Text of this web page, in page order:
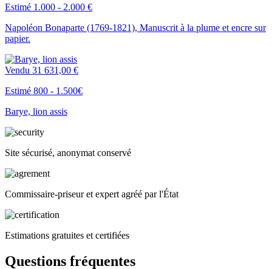
Estimé 1.000 - 2.000 €
Napoléon Bonaparte (1769-1821), Manuscrit à la plume et encre sur
papier.
Vendu 31 631,00 €
Estimé 800 - 1.500€
Barye, lion assis
Site sécurisé, anonymat conservé
Commissaire-priseur et expert agréé par l'État
Estimations gratuites et certifiées
Questions fréquentes